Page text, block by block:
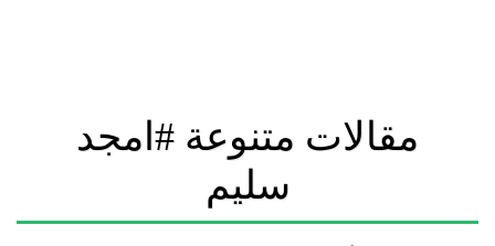
مقالات متنوعة #امجد
سليم